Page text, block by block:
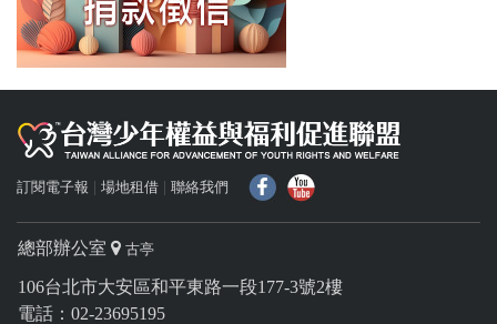
訂閱電子報 場地租借 聯絡我們
總部辦公室 古亭
106台北市大安區和平東路一段177-3號2樓
電話：02-23695195